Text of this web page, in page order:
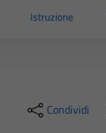
Istruzione
Condividi